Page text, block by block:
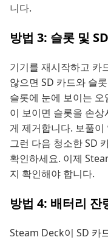
니다.
방법 3: 슬롯 및
기기를 재시작하고 카
않으면 SD 카드와 슬
슬롯에 눈에 보이는
이 보이면 슬롯을 손
게 제거합니다. 보풀
그런 다음 청소한 SD
확인하세요. 이제
지 확인해야 합니다.
방법 4: 배터리 잔
Steam Deck이 SD 카